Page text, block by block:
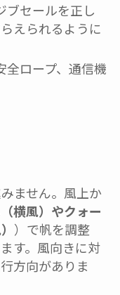
ブセールを正し
えられるように
全ロープ、通信機
ません。風上か
横風）やクォー
）で帆を調整
す。風向きに対
方向がありま